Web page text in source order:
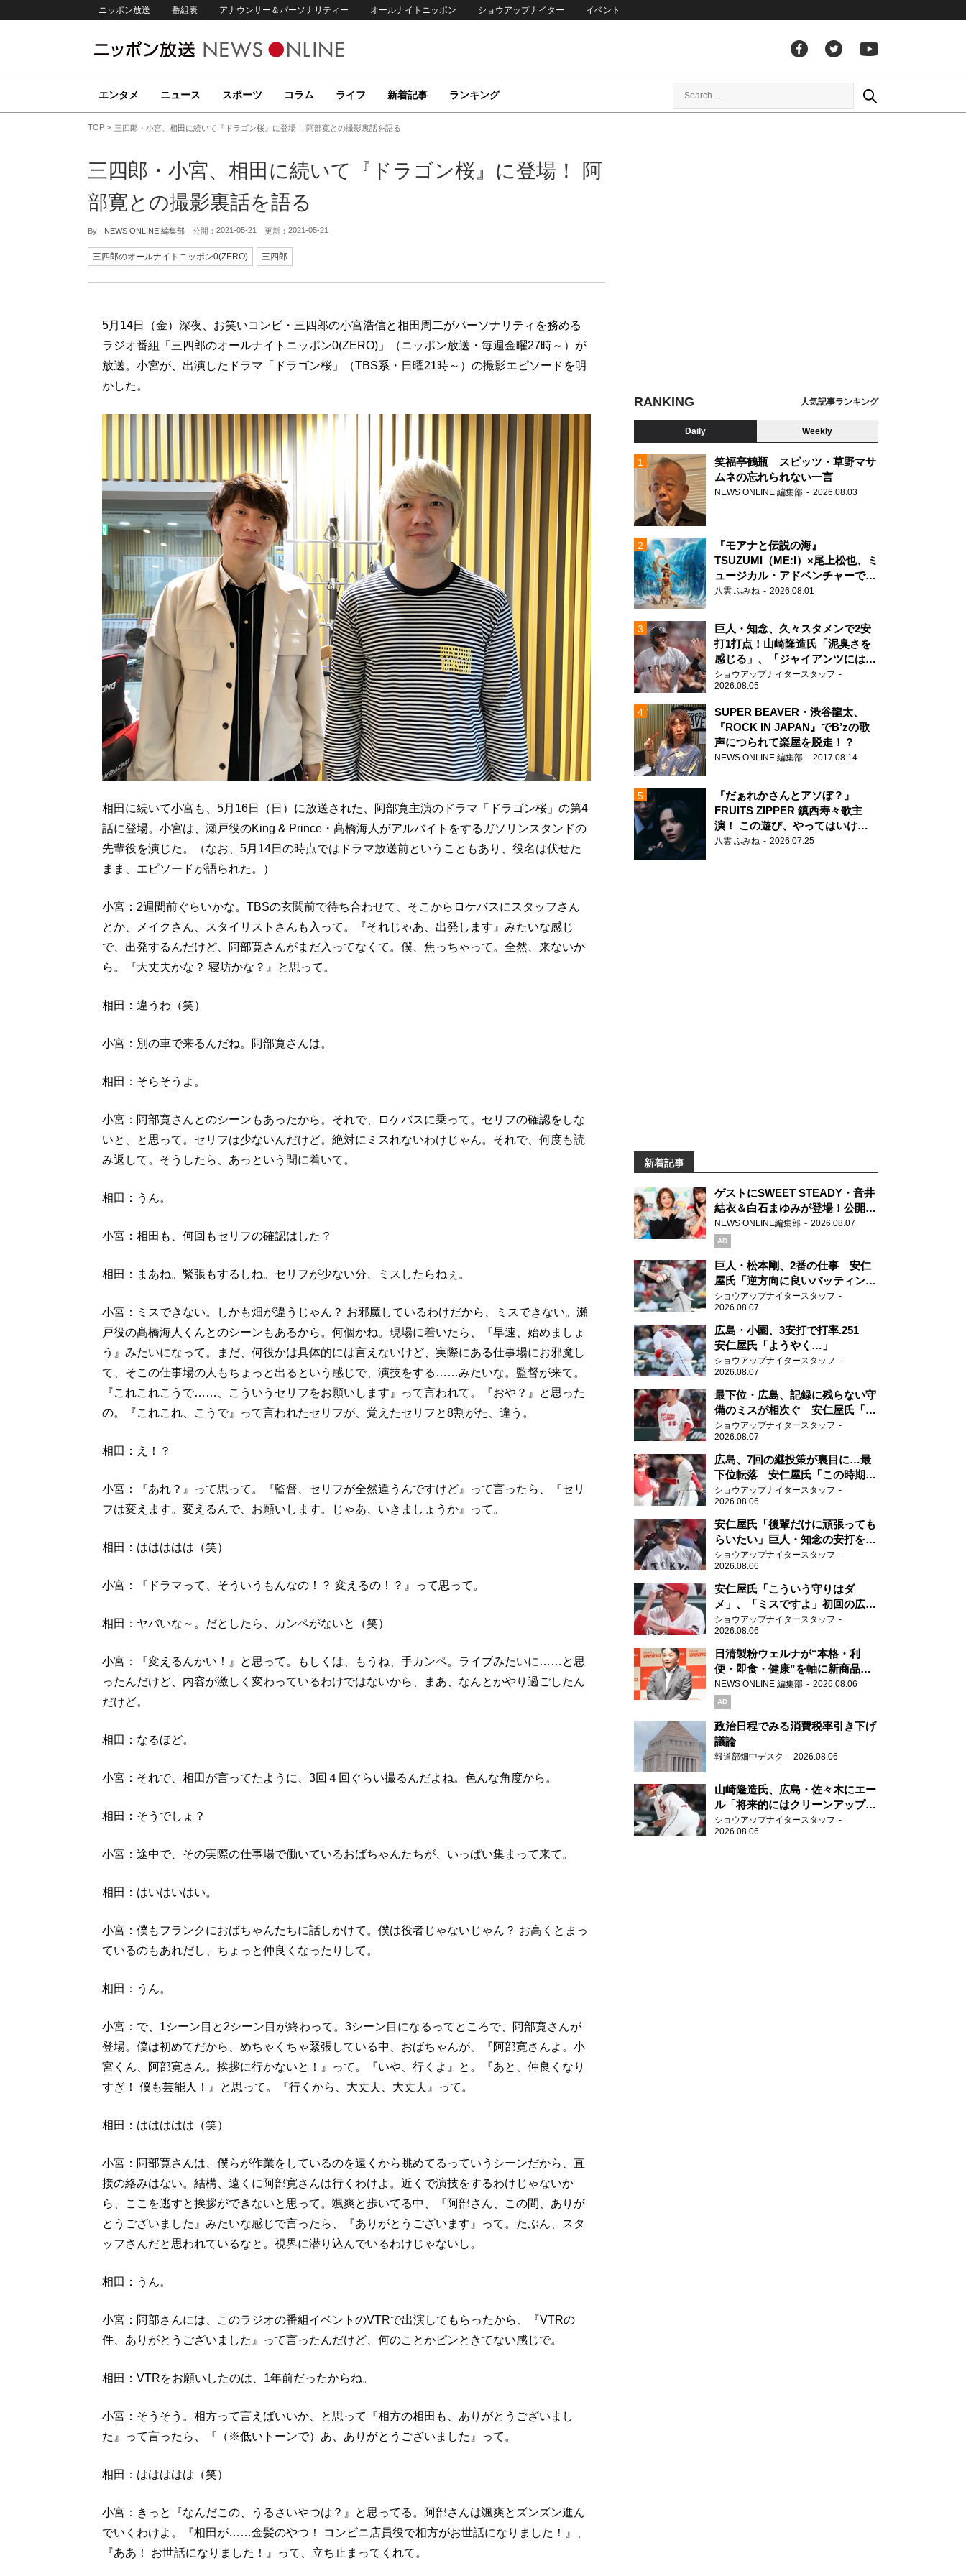
ニッポン放送 番組表 アナウンサー＆パーソナリティー オールナイトニッポン ショウアップナイター イベント
エンタメ ニュース スポーツ コラム ライフ 新着記事 ランキング
TOP 三四郎・小宮、相田に続いて『ドラゴン桜』に登場！ 阿部寛との撮影裏話を語る
三四郎・小宮、相田に続いて『ドラゴン桜』に登場！ 阿
部寛との撮影裏話を語る
By - NEWS ONLINE 編集部 公開： 2021-05-21 更新： 2021-05-21
三四郎のオールナイトニッポン0(ZERO) 三四郎
5月14日（金）深夜、お笑いコンビ・三四郎の小宮浩信と相田周二がパーソナリティを務める
ラジオ番組「三四郎のオールナイトニッポン0(ZERO)」（ニッポン放送・毎週金曜27時～）が
放送。小宮が、出演したドラマ「ドラゴン桜」（TBS系・日曜21時～）の撮影エピソードを明
かした。
相田に続いて小宮も、5月16日（日）に放送された、阿部寛主演のドラマ「ドラゴン桜」の第4
話に登場。小宮は、瀬戸役のKing & Prince・髙橋海人がアルバイトをするガソリンスタンドの
先輩役を演じた。（なお、5月14日の時点ではドラマ放送前ということもあり、役名は伏せた
まま、エピソードが語られた。）
小宮：2週間前ぐらいかな。TBSの玄関前で待ち合わせて、そこからロケバスにスタッフさん
とか、メイクさん、スタイリストさんも入って。『それじゃあ、出発します』みたいな感じ
で、出発するんだけど、阿部寛さんがまだ入ってなくて。僕、焦っちゃって。全然、来ないか
ら。『大丈夫かな？ 寝坊かな？』と思って。
相田：違うわ（笑）
小宮：別の車で来るんだね。阿部寛さんは。
相田：そらそうよ。
小宮：阿部寛さんとのシーンもあったから。それで、ロケバスに乗って。セリフの確認をしな
いと、と思って。セリフは少ないんだけど。絶対にミスれないわけじゃん。それで、何度も読
み返して。そうしたら、あっという間に着いて。
相田：うん。
小宮：相田も、何回もセリフの確認はした？
相田：まあね。緊張もするしね。セリフが少ない分、ミスしたらねぇ。
小宮：ミスできない。しかも畑が違うじゃん？ お邪魔しているわけだから、ミスできない。瀬
戸役の髙橋海人くんとのシーンもあるから。何個かね。現場に着いたら、『早速、始めましょ
う』みたいになって。まだ、何役かは具体的には言えないけど、実際にある仕事場にお邪魔し
て、そこの仕事場の人もちょっと出るという感じで、演技をする……みたいな。監督が来て。
『これこれこうで……、こういうセリフをお願いします』って言われて。『おや？』と思った
の。『これこれ、こうで』って言われたセリフが、覚えたセリフと8割がた、違う。
相田：え！？
小宮：『あれ？』って思って。『監督、セリフが全然違うんですけど』って言ったら、『セリ
フは変えます。変えるんで、お願いします。じゃあ、いきましょうか』って。
相田：ははははは（笑）
小宮：『ドラマって、そういうもんなの！？ 変えるの！？』って思って。
相田：ヤバいな～。だとしたら、カンペがないと（笑）
小宮：『変えるんかい！』と思って。もしくは、もうね、手カンペ。ライブみたいに……と思
ったんだけど、内容が激しく変わっているわけではないから、まあ、なんとかやり過ごしたん
だけど。
相田：なるほど。
小宮：それで、相田が言ってたように、3回４回ぐらい撮るんだよね。色んな角度から。
相田：そうでしょ？
小宮：途中で、その実際の仕事場で働いているおばちゃんたちが、いっぱい集まって来て。
相田：はいはいはい。
小宮：僕もフランクにおばちゃんたちに話しかけて。僕は役者じゃないじゃん？ お高くとまっ
ているのもあれだし、ちょっと仲良くなったりして。
相田：うん。
小宮：で、1シーン目と2シーン目が終わって。3シーン目になるってところで、阿部寛さんが
登場。僕は初めてだから、めちゃくちゃ緊張している中、おばちゃんが、『阿部寛さんよ。小
宮くん、阿部寛さん。挨拶に行かないと！』って。『いや、行くよ』と。『あと、仲良くなり
すぎ！ 僕も芸能人！』と思って。『行くから、大丈夫、大丈夫』って。
相田：ははははは（笑）
小宮：阿部寛さんは、僕らが作業をしているのを遠くから眺めてるっていうシーンだから、直
接の絡みはない。結構、遠くに阿部寛さんは行くわけよ。近くで演技をするわけじゃないか
ら、ここを逃すと挨拶ができないと思って。颯爽と歩いてる中、『阿部さん、この間、ありが
とうございました』みたいな感じで言ったら、『ありがとうございます』って。たぶん、スタ
ッフさんだと思われているなと。視界に潜り込んでいるわけじゃないし。
相田：うん。
小宮：阿部さんには、このラジオの番組イベントのVTRで出演してもらったから、『VTRの
件、ありがとうございました』って言ったんだけど、何のことかピンときてない感じで。
相田：VTRをお願いしたのは、1年前だったからね。
小宮：そうそう。相方って言えばいいか、と思って『相方の相田も、ありがとうございまし
た』って言ったら、『（※低いトーンで）あ、ありがとうございました』って。
相田：ははははは（笑）
小宮：きっと『なんだこの、うるさいやつは？』と思ってる。阿部さんは颯爽とズンズン進ん
でいくわけよ。『相田が……金髪のやつ！ コンビニ店員役で相方がお世話になりました！』、
『ああ！ お世話になりました！』って、立ち止まってくれて。
RANKING 人気記事ランキング
Daily Weekly
笑福亭鶴瓶 スピッツ・草野マサ
ムネの忘れられない一言
NEWS ONLINE 編集部 2026.08.03
『モアナと伝説の海』
TSUZUMI（ME:I）×尾上松也、ミ
ュージカル・アドベンチャーで美
声を響かせる
八雲 ふみね 2026.08.01
巨人・知念、久々スタメンで2安
打1打点！山崎隆造氏「泥臭さを
感じる」、「ジャイアンツには少
ないタイプ」
ショウアップナイタースタッフ
2026.08.05
SUPER BEAVER・渋谷龍太、
『ROCK IN JAPAN』でB’zの歌
声につられて楽屋を脱走！？
NEWS ONLINE 編集部 2017.08.14
『だぁれかさんとアソぼ？』
FRUITS ZIPPER 鎮西寿々歌主
演！ この遊び、やってはいけま
せん。
八雲 ふみね 2026.07.25
新着記事
ゲストにSWEET STEADY・音井
結衣＆白石まゆみが登場！公開収
録で素顔全開！
NEWS ONLINE編集部 2026.08.07
AD
巨人・松本剛、2番の仕事 安仁
屋氏「逆方向に良いバッティン
グ」
ショウアップナイタースタッフ
2026.08.07
広島・小園、3安打で打率.251
安仁屋氏「ようやく…」
ショウアップナイタースタッフ
2026.08.07
最下位・広島、記録に残らない守
備のミスが相次ぐ 安仁屋氏「最
近守りのミスが多い」
ショウアップナイタースタッフ
2026.08.07
広島、7回の継投策が裏目に…最
下位転落 安仁屋氏「この時期に
来て勉強はない」
ショウアップナイタースタッフ
2026.08.06
安仁屋氏「後輩だけに頑張っても
らいたい」巨人・知念の安打を喜
ぶ
ショウアップナイタースタッフ
2026.08.06
安仁屋氏「こういう守りはダ
メ」、「ミスですよ」初回の広島
の守備に苦言
ショウアップナイタースタッフ
2026.08.06
日清製粉ウェルナが“本格・利
便・即食・健康”を軸に新商品を
展開 「マ・マー」「青の洞窟」
ブランドを強化
NEWS ONLINE 編集部 2026.08.06
AD
政治日程でみる消費税率引き下げ
議論
報道部畑中デスク 2026.08.06
山崎隆造氏、広島・佐々木にエー
ル「将来的にはクリーンアップを
任せられるくらいまでは成長し
て」
ショウアップナイタースタッフ
2026.08.06